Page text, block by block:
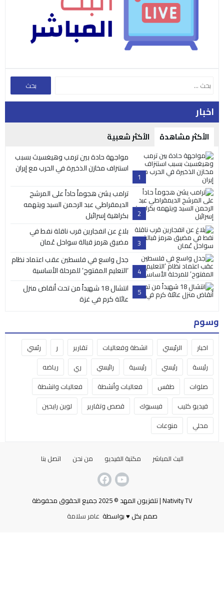
اخبار
الأكثر مشاهدة الأكثر شعبية
1
مواجهة حادة بين ترمب وهيغسيث بسبب
استنزاف مخازن الذخيرة في الحرب مع إيران
2
ترامب يشن هجوماً حاداً على المرشح
الديمقراطي عبد الرحمن السيد ويتهمه
بكراهية إسرائيل
3
بلاغ عن انفجارين قرب ناقلة نفط في
مضيق هرمز قبالة سواحل عُمان
4
جدل واسع في فلسطين عقب اعتماد نظام
‘التعليم المفتوح’ للمرحلة الأساسية
5
انتشال 18 شهيداً من تحت أنقاض منزل
عائلة كرم في غزة
وسوم
اخبار الرئيسي انشطة وفعاليات تقارير ر
رئسي
رئيسة
رئيسي رئيسية رائيسي ري
رياضه
صلوات
طقس فعاليات وأنشطة
فعاليات وانشطة
فيديو كليب
فيسبوك قصص وتقارير
لوين رايحين
محلي
منوعات
البث المباشر مكتبة الفيديو من نحن اتصل بنا
Nativity TV | تلفزيون المهد © 2025 جميع الحقوق محفوظة
صمم بكل ♥ بواسطة عامر سلامة